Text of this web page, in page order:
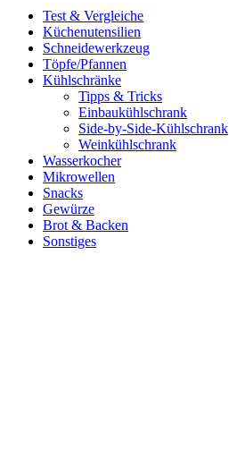
Test & Vergleiche
Küchenutensilien
Schneidewerkzeug
Töpfe/Pfannen
Kühlschränke
Tipps & Tricks
Einbaukühlschrank
Side-by-Side-Kühlschrank
Weinkühlschrank
Wasserkocher
Mikrowellen
Snacks
Gewürze
Brot & Backen
Sonstiges